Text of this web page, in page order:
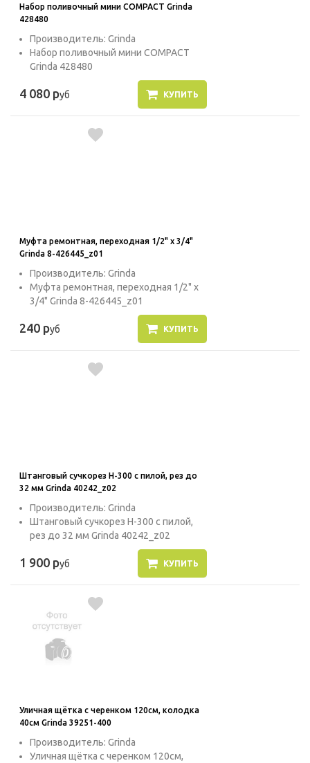
Набор поливочный мини COMPACT Grinda
428480
Производитель: Grinda
Набор поливочный мини COMPACT
Grinda 428480
4 080 руб КУПИТЬ
Муфта ремонтная, переходная 1/2" x 3/4"
Grinda 8-426445_z01
Производитель: Grinda
Муфта ремонтная, переходная 1/2" x
3/4" Grinda 8-426445_z01
240 руб КУПИТЬ
Штанговый сучкорез H-300 с пилой, рез до
32 мм Grinda 40242_z02
Производитель: Grinda
Штанговый сучкорез H-300 с пилой,
рез до 32 мм Grinda 40242_z02
1 900 руб КУПИТЬ
Уличная щётка с черенком 120см, колодка
40см Grinda 39251-400
Производитель: Grinda
Уличная щётка с черенком 120см,